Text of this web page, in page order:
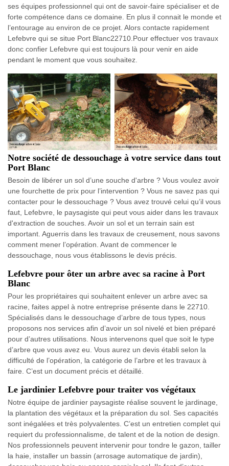
ses équipes professionnel qui ont de savoir-faire spécialiser et de
forte compétence dans ce domaine. En plus il connait le monde et
l’entourage au environ de ce projet. Alors contacte rapidement
Lefebvre qui se situe Port Blanc22710.Pour effectuer vos travaux
donc confier Lefebvre qui est toujours là pour venir en aide
pendant le moment que vous souhaitez.
Notre société de dessouchage à votre service dans tout
Port Blanc
Besoin de libérer un sol d’une souche d'arbre ? Vous voulez avoir
une fourchette de prix pour l’intervention ? Vous ne savez pas qui
contacter pour le dessouchage ? Vous avez trouvé celui qu’il vous
faut, Lefebvre, le paysagiste qui peut vous aider dans les travaux
d'extraction de souches. Avoir un sol et un terrain sain est
important. Aguerris dans les travaux de creusement, nous savons
comment mener l’opération. Avant de commencer le
dessouchage, nous vous établissons le devis précis.
Lefebvre pour ôter un arbre avec sa racine à Port
Blanc
Pour les propriétaires qui souhaitent enlever un arbre avec sa
racine, faites appel à notre entreprise présente dans le 22710.
Spécialisés dans le dessouchage d’arbre de tous types, nous
proposons nos services afin d’avoir un sol nivelé et bien préparé
pour d’autres utilisations. Nous intervenons quel que soit le type
d’arbre que vous avez eu. Vous aurez un devis établi selon la
difficulté de l’opération, la catégorie de l’arbre et les travaux à
faire. C’est un document précis et détaillé.
Le jardinier Lefebvre pour traiter vos végétaux
Notre équipe de jardinier paysagiste réalise souvent le jardinage,
la plantation des végétaux et la préparation du sol. Ses capacités
sont inégalées et très polyvalentes. C’est un entretien complet qui
requiert du professionnalisme, de talent et de la notion de design.
Nos professionnels peuvent intervenir pour tondre le gazon, tailler
la haie, installer un bassin (arrosage automatique de jardin),